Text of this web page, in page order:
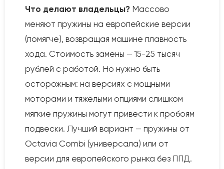
Что делают владельцы? Массово
меняют пружины на европейские версии
(помягче), возвращая машине плавность
хода. Стоимость замены — 15-25 тысяч
рублей с работой. Но нужно быть
осторожным: на версиях с мощными
моторами и тяжёлыми опциями слишком
мягкие пружины могут привести к пробоям
подвески. Лучший вариант — пружины от
Octavia Combi (универсала) или от
версии для европейского рынка без ППД.